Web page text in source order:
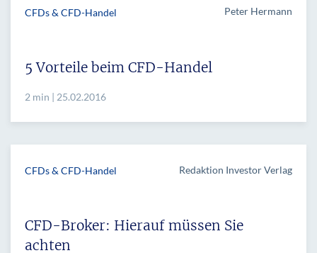
CFDs & CFD-Handel Peter Hermann
5 Vorteile beim CFD-Handel
2 min | 25.02.2016
CFDs & CFD-Handel Redaktion Investor Verlag
CFD-Broker: Hierauf müssen Sie
achten